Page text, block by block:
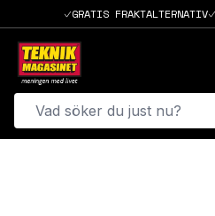
GRATIS FRAKTALTERNATIV